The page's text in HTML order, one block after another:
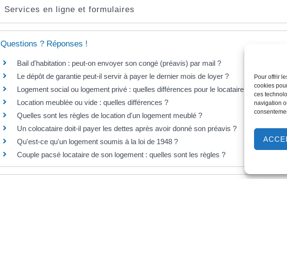
Pour offrir
cookies
ces
navigation
Services en ligne et formulaires
Questions ? Réponses !
Bail d'habitation : peut-on envoyer son congé (préavis) par mail ?
Le dépôt de garantie peut-il servir à payer le dernier mois de loyer ?
Logement social ou logement privé : quelles différences pour le locataire ?
Location meublée ou vide : quelles différences ?
Quelles sont les règles de location d'un logement meublé ?
Un colocataire doit-il payer les dettes après avoir donné son préavis ?
Qu'est-ce qu'un logement soumis à la loi de 1948 ?
Couple pacsé locataire de son logement : quelles sont les règles ?